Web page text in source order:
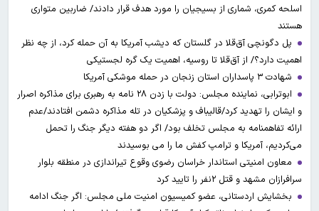
اسلحه کمری، شماری از بسیجیان را مورد هدف قرار دادند/ ضاربین متواری
هستند
پل دگونچی آق‌قلا در گلستان که دیشب آمریکا به آن حمله کرد، از چه نظر
اهمیت دارد؟/ از آق‌قلا تا روسیه، اهمیت یک گره لجستیکی
شهادت ۳ ‌پاسداران استان زنجان در حمله موشکی آمریکا
ابوترابی، نماینده مجلس: دولت با زدن ۲۸ نامه به رهبری برای مذاکره اصرار
و ایشان را تهدید کرد/قالیباف و پزشکیان در تله مذاکره دشمن افتادند/عدم
ارائه تفاهمنامه به مجلس تخلف بود/ اگر دو هفته دیگر جنگ را تحمل
می‌کردیم، آمریکا و ترامپ کفش ما را می بوسیدند
معاون امنیتی استاندار خراسان رضوی وقوع تیراندازی در منطقه بلوار
سرافرازان مشهد و قتل ۲نفر را تایید کرد
بخشایش اردستانی، عضو کمیسیون امنیت ملی مجلس: اگر جنگ ادامه